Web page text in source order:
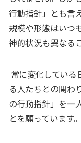
行動指針」とも言
規模や形態はいつ
神的状況も異なる
常に変化している
る人たちとの関わ
の行動指針」を一
とを願っています。